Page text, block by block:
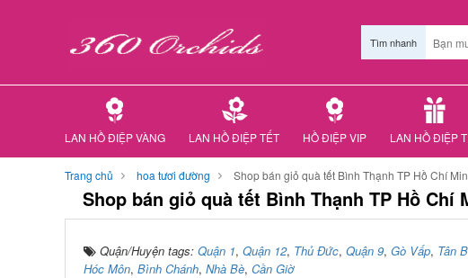
Tìm nhanh
LAN HỒ ĐIỆP VÀNG LAN HỒ ĐIỆP TẾT HỒ ĐIỆP VIP LAN HỒ ĐIỆP
Trang chủ hoa tươi đường Shop bán giỏ quà tết Bình Thạnh TP Hồ Chí
Shop bán giỏ quà tết Bình Thạnh TP Hồ Chí
Quận/Huyện tags: Quận 1, Quận 12, Thủ Đức, Quận 9, Gò Vấp, Tân
Hóc Môn, Bình Chánh, Nhà Bè, Cần Giờ